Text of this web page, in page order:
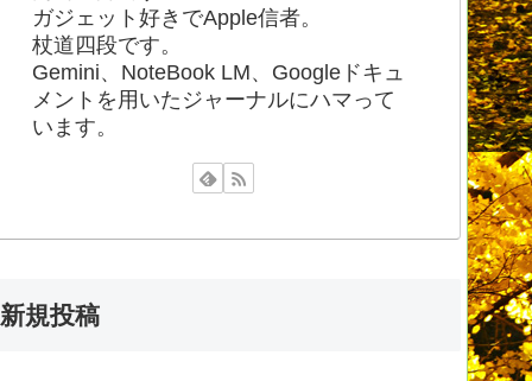
ガジェット好きでApple信者。
杖道四段です。
Gemini、NoteBook LM、Googleドキュ
メントを用いたジャーナルにハマって
います。
新規投稿